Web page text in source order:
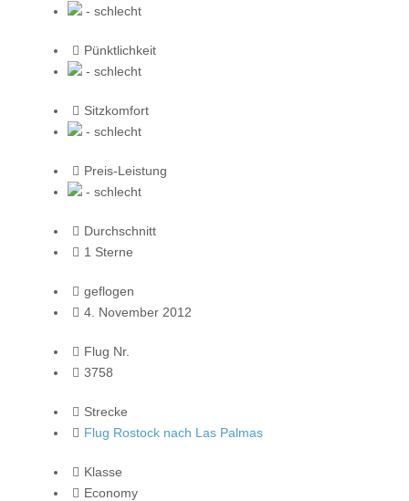
- schlecht
Pünktlichkeit
- schlecht
Sitzkomfort
- schlecht
Preis-Leistung
- schlecht
Durchschnitt
1 Sterne
geflogen
4. November 2012
Flug Nr.
3758
Strecke
Flug Rostock nach Las Palmas
Klasse
Economy